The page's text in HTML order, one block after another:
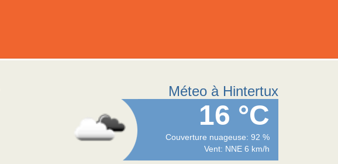
Méteo à Hintertux
16 °C
Couverture nuageuse: 92 %
Vent: NNE 6 km/h